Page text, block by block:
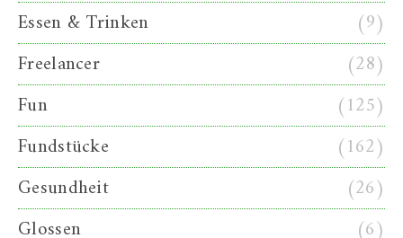
Essen & Trinken
(9)
Freelancer
(28)
Fun
(125)
Fundstücke
(162)
Gesundheit
(26)
Glossen
(6)